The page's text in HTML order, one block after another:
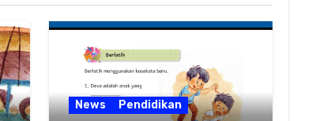
News Pendidikan